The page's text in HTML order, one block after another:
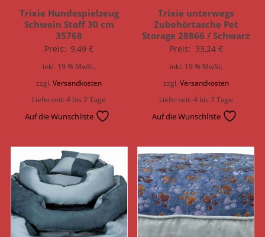
Trixie Hundespielzeug
Schwein Stoff 30 cm
35768
Preis: 9,49€
inkl. 19 % MwSt.
zzgl.Versandkosten
Lieferzeit:4 bis 7 Tage
Auf die Wunschliste
Trixie unterwegs
Zubehörtasche Pet
Storage 28866 / Schwarz
Preis: 33,24 €
inkl. 19 % MwSt.
zzgl.Versandkosten
Lieferzeit:4 bis 7 Tage
Auf die Wunschliste